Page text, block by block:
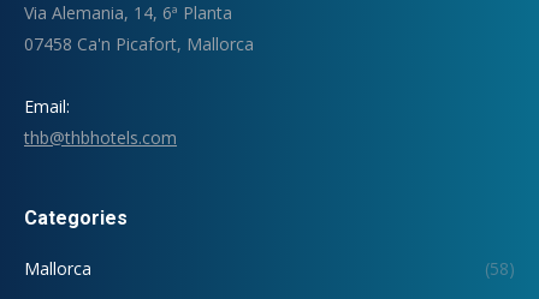
Via Alemania, 14, 6ª Planta
07458 Ca'n Picafort, Mallorca
Email:
thb@thbhotels.com
Categories
Mallorca
(58)